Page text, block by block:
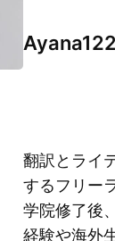
翻訳とライ
するフリー
学院修了後
経験や海外